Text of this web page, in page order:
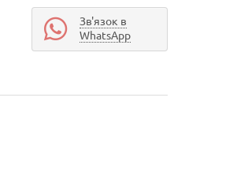
Зв'язок в
WhatsApp